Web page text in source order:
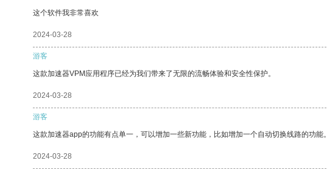
这个软件我非常喜欢
2024-03-28
游客
这款加速器VPM应用程序已经为我们带来了无限的流畅体验和安全性保护。
2024-03-28
游客
这款加速器app的功能有点单一，可以增加一些新功能，比如增加一个自动切换线路的功能。
2024-03-28